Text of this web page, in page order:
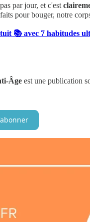
par jour, et c'est
pour bouger, notre
📚 avec 7 habitudes
Âge est une publication